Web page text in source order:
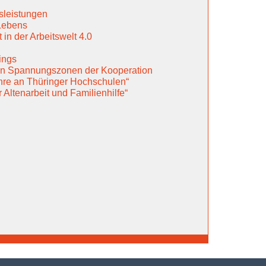
in der Arbeitswelt 4.0
Spannungszonen der Kooperation
an Thüringer Hochschulen“
und Familienhilfe“